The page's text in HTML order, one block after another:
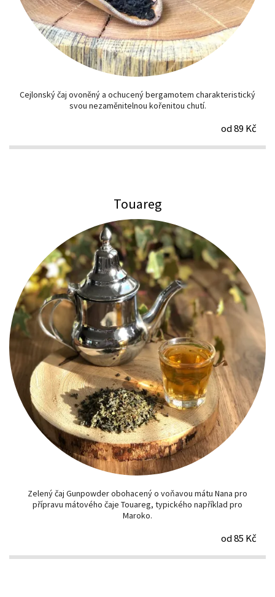
Cejlonský čaj ovoněný a ochucený bergamotem charakteristický
svou nezaměnitelnou kořenitou chutí.
od 89 Kč
Touareg
Zelený čaj Gunpowder obohacený o voňavou mátu Nana pro
přípravu mátového čaje Touareg, typického například pro
Maroko.
od 85 Kč